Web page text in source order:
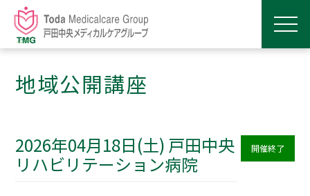
地域公開講座
開催終了
2026年04月18日(土) 戸田中央
リハビリテーション病院